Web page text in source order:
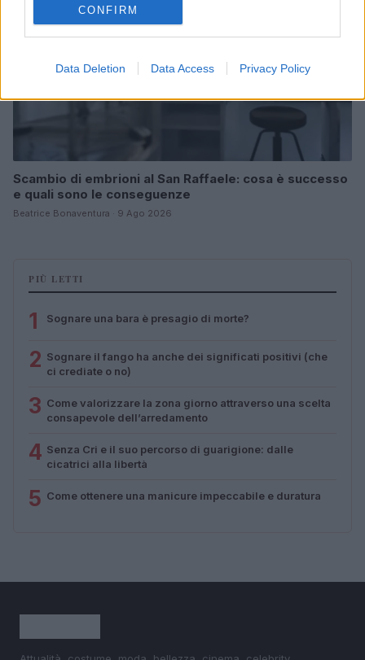
CONFIRM
Data Deletion Data Access Privacy Policy
Scambio di embrioni al San Raffaele: cosa è successo
e quali sono le conseguenze
Beatrice Bonaventura · 9 Ago 2026
PIÙ LETTI
1 Sognare una bara è presagio di morte?
2 Sognare il fango ha anche dei significati positivi (che
ci crediate o no)
3 Come valorizzare la zona giorno attraverso una scelta
consapevole dell’arredamento
4 Senza Cri e il suo percorso di guarigione: dalle
cicatrici alla libertà
5 Come ottenere una manicure impeccabile e duratura